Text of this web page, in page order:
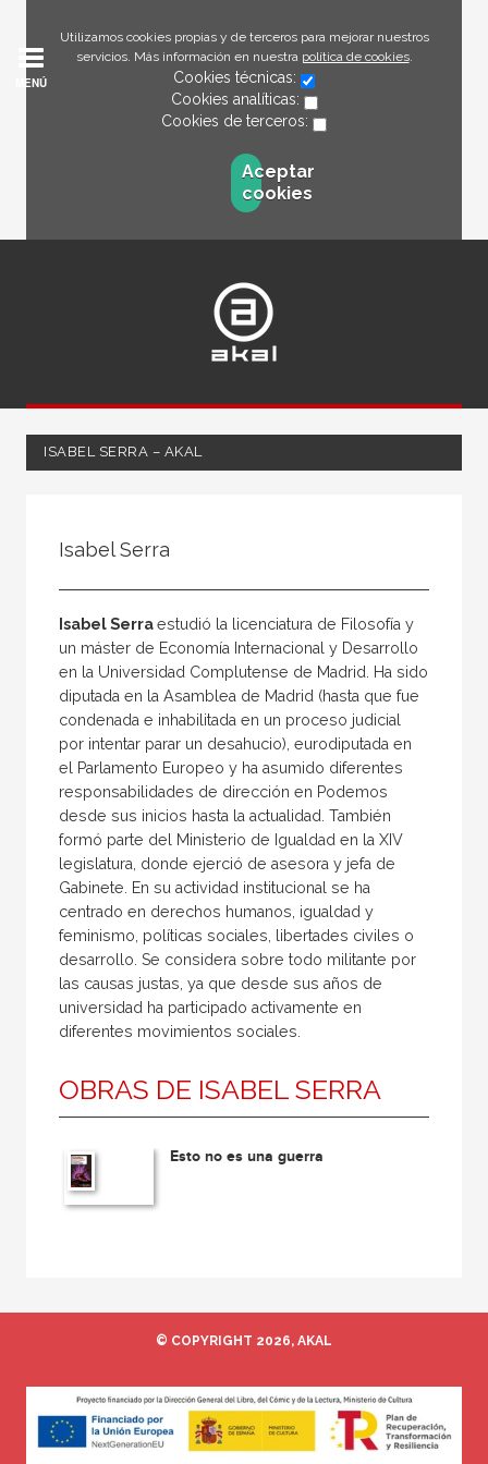
Utilizamos cookies propias y de terceros para mejorar nuestros
servicios. Más información en nuestra política de cookies.
Cookies técnicas:
Cookies analíticas:
Cookies de terceros:
Aceptar
cookies
MENÚ
​ISABEL ​SERRA – AKAL
Coordinador
Editor
Editora
Escritor
Escritora
Prologuista
Traductor
Traductora
​Isabel ​Serra
Isabel Serraestudió la licenciatura de Filo­sofía y
un máster de Economía Internacional y Desarrollo
en la Universidad Complutense de Madrid. Ha sido
diputada en la Asam­blea de Madrid (hasta que fue
condenada e inhabilitada en un proceso judicial
por in­tentar parar un desahucio), eurodiputada en
el Parlamento Europeo y ha asumido dife­rentes
responsabilidades de dirección en Podemos
desde sus inicios hasta la actua­lidad. También
formó parte del Ministerio de Igualdad en la XIV
legislatura, donde ejer­ció de asesora y jefa de
Gabinete. En su actividad institucional se ha
centrado en de­rechos humanos, igualdad y
feminismo, po­líticas sociales, libertades civiles o
desarro­llo. Se considera sobre todo militante por
las causas justas, ya que desde sus años de
universidad ha participado activamente en
diferentes movimientos sociales.
OBRAS DE ​ISABEL ​SERRA
Esto no es una guerra
© COPYRIGHT 2026, AKAL